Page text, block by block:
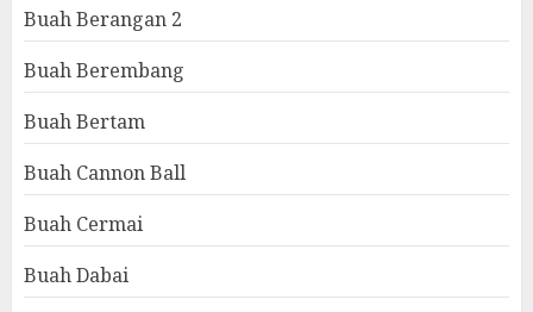
Buah Berangan 2
Buah Berembang
Buah Bertam
Buah Cannon Ball
Buah Cermai
Buah Dabai